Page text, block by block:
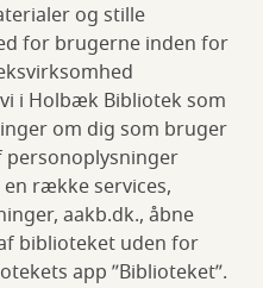
og stille
for brugerne inden for
i Holbæk Bibliotek som
om dig som bruger
personoplysninger
række services,
aakb.dk., åbne
biblioteket uden for
app ”Biblioteket”.